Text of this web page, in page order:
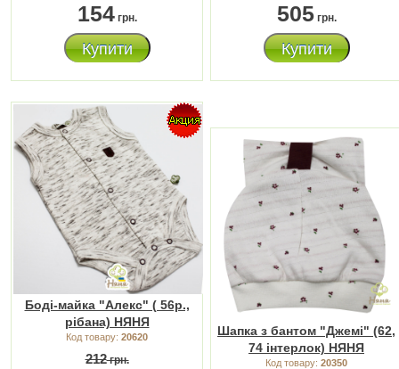
154грн.
Купити
505грн.
Купити
Боді-майка "Алекс" ( 56р.,
рібана) НЯНЯ
Код товару: 20620
212грн.
Шапка з бантом "Джемі" (62,
74 інтерлок) НЯНЯ
Код товару: 20350